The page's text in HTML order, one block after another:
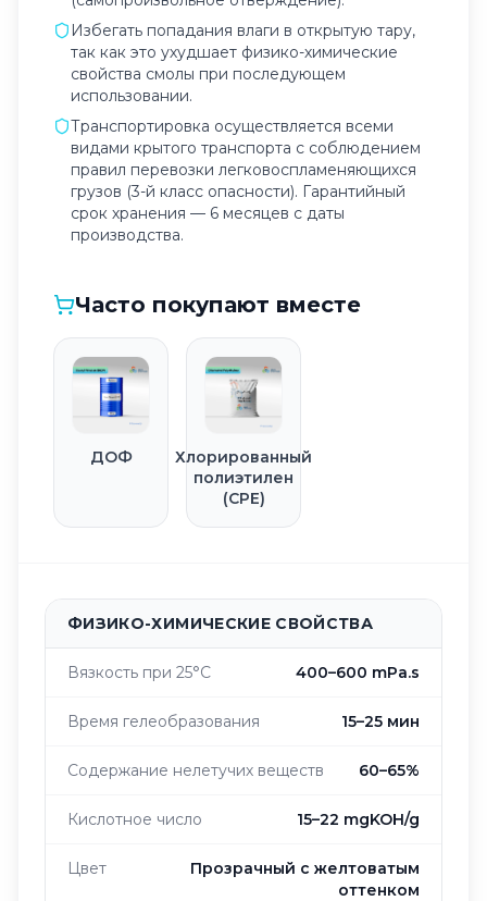
Избегать попадания влаги в открытую тару,
так как это ухудшает физико-химические
свойства смолы при последующем
использовании.
Транспортировка осуществляется всеми
видами крытого транспорта с соблюдением
правил перевозки легковоспламеняющихся
грузов (3-й класс опасности). Гарантийный
срок хранения — 6 месяцев с даты
производства.
Часто покупают вместе
ДОФ
Хлорированный
полиэтилен
(CPE)
ФИЗИКО-ХИМИЧЕСКИЕ СВОЙСТВА
Вязкость при 25°C 400–600 mPa.s
Время гелеобразования 15–25 мин
Содержание нелетучих веществ 60–65%
Кислотное число 15–22 mgKOH/g
Цвет
Прозрачный с желтоватым
оттенком